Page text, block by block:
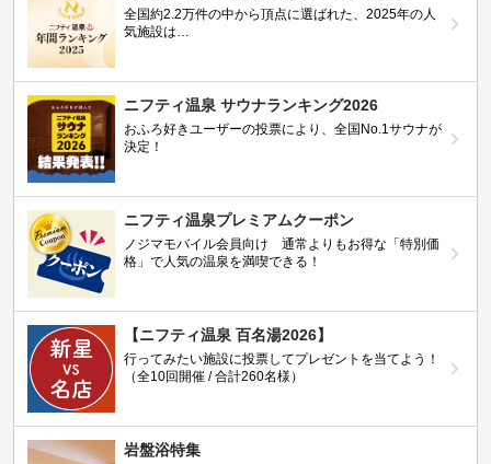
全国約2.2万件の中から頂点に選ばれた、2025年の人
気施設は…
ニフティ温泉 サウナランキング2026
おふろ好きユーザーの投票により、全国No.1サウナが
決定！
ニフティ温泉プレミアムクーポン
ノジマモバイル会員向け 通常よりもお得な「特別価
格」で人気の温泉を満喫できる！
【ニフティ温泉 百名湯2026】
行ってみたい施設に投票してプレゼントを当てよう！
（全10回開催 / 合計260名様）
岩盤浴特集